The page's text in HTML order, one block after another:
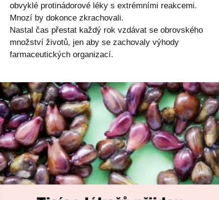
obvyklé protinádorové léky s extrémními reakcemi.
Mnozí by dokonce zkrachovali.
Nastal čas přestat každý rok vzdávat se obrovského
množství životů, jen aby se zachovaly výhody
farmaceutických organizací.